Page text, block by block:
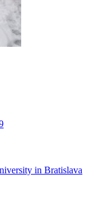
in Bratislava